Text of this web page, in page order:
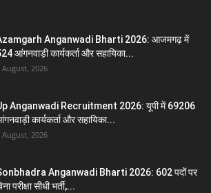
Anganwadi Bharti 2026: आजमगढ़ में
आंगनवाड़ी कार्यकर्ता और सहायिका...
August, 2026
Anganwadi Recruitment 2026: यूपी में 69206
कार्यकर्ता और सहायिका...
August, 2026
Anganwadi Bharti 2026: 602 पदों पर
परीक्षा सीधी भर्ती,...